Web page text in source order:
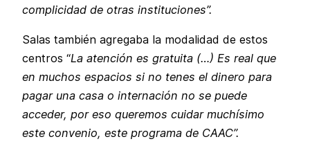
complicidad de otras instituciones”.
Salas también agregaba la modalidad de estos
centros “La atención es gratuita (…) Es real que
en muchos espacios si no tenes el dinero para
pagar una casa o internación no se puede
acceder, por eso queremos cuidar muchísimo
este convenio, este programa de CAAC”.